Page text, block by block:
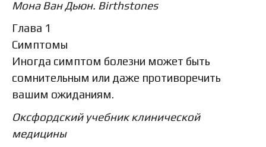
Мона Ван Дьюн. Birthstones
Глава 1
Симптомы
Иногда симптом болезни может быть
сомнительным или даже противоречить
вашим ожиданиям.
Оксфордский учебник клинической
медицины